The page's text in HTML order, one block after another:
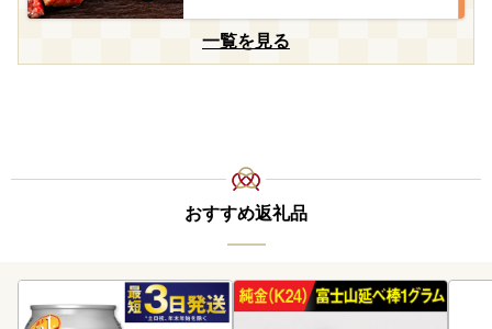
一覧を見る
おすすめ返礼品